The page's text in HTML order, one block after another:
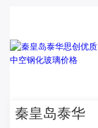
秦皇岛泰华